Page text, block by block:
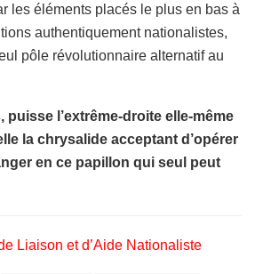
les éléments placés le plus en bas à
authentiquement nationalistes,
pôle révolutionnaire alternatif au
l’extrême-droite elle-même
la chrysalide acceptant d’opérer
en ce papillon qui seul peut
Liaison et d’Aide Nationaliste